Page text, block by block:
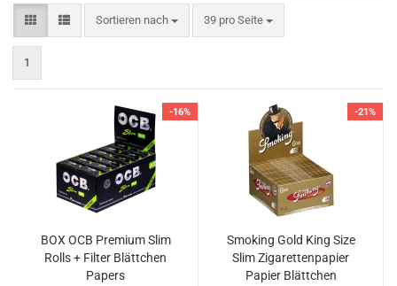
Sortieren nach
Sortieren nach 39 pro Seite
pro Seite
1
-16%
BOX OCB Premium Slim
Rolls + Filter Blättchen
Papers
-21%
Smoking Gold King Size
Slim Zigarettenpapier
Papier Blättchen